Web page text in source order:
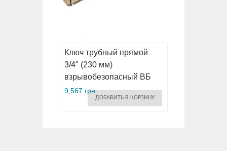
Ключ трубный прямой
3/4″ (230 мм)
взрывобезопасный ВБ
9,567 грн.
ДОБАВИТЬ В КОРЗИНУ